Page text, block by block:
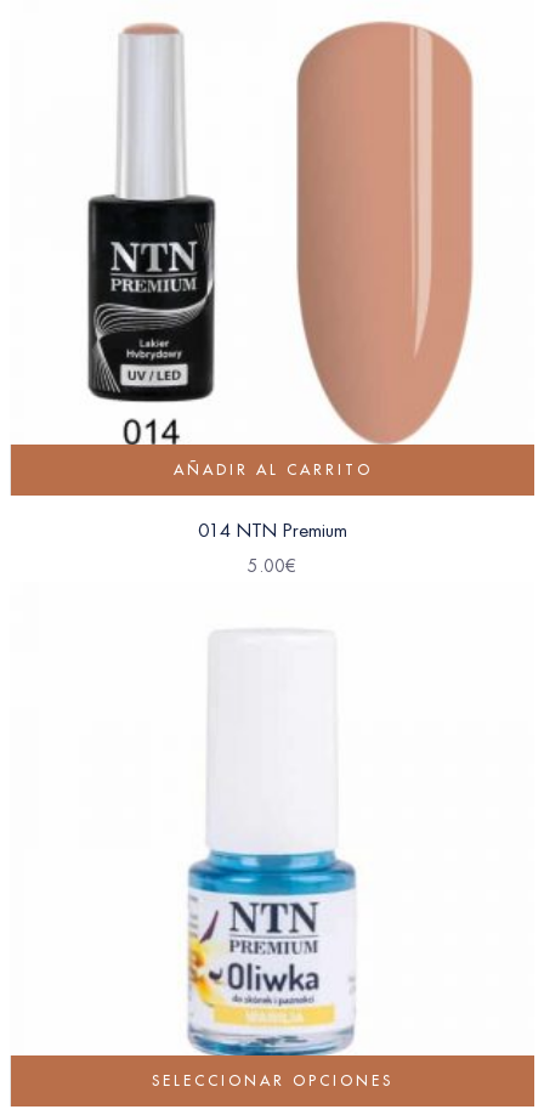
AÑADIR AL CARRITO
014 NTN Premium
5.00€
SELECCIONAR OPCIONES